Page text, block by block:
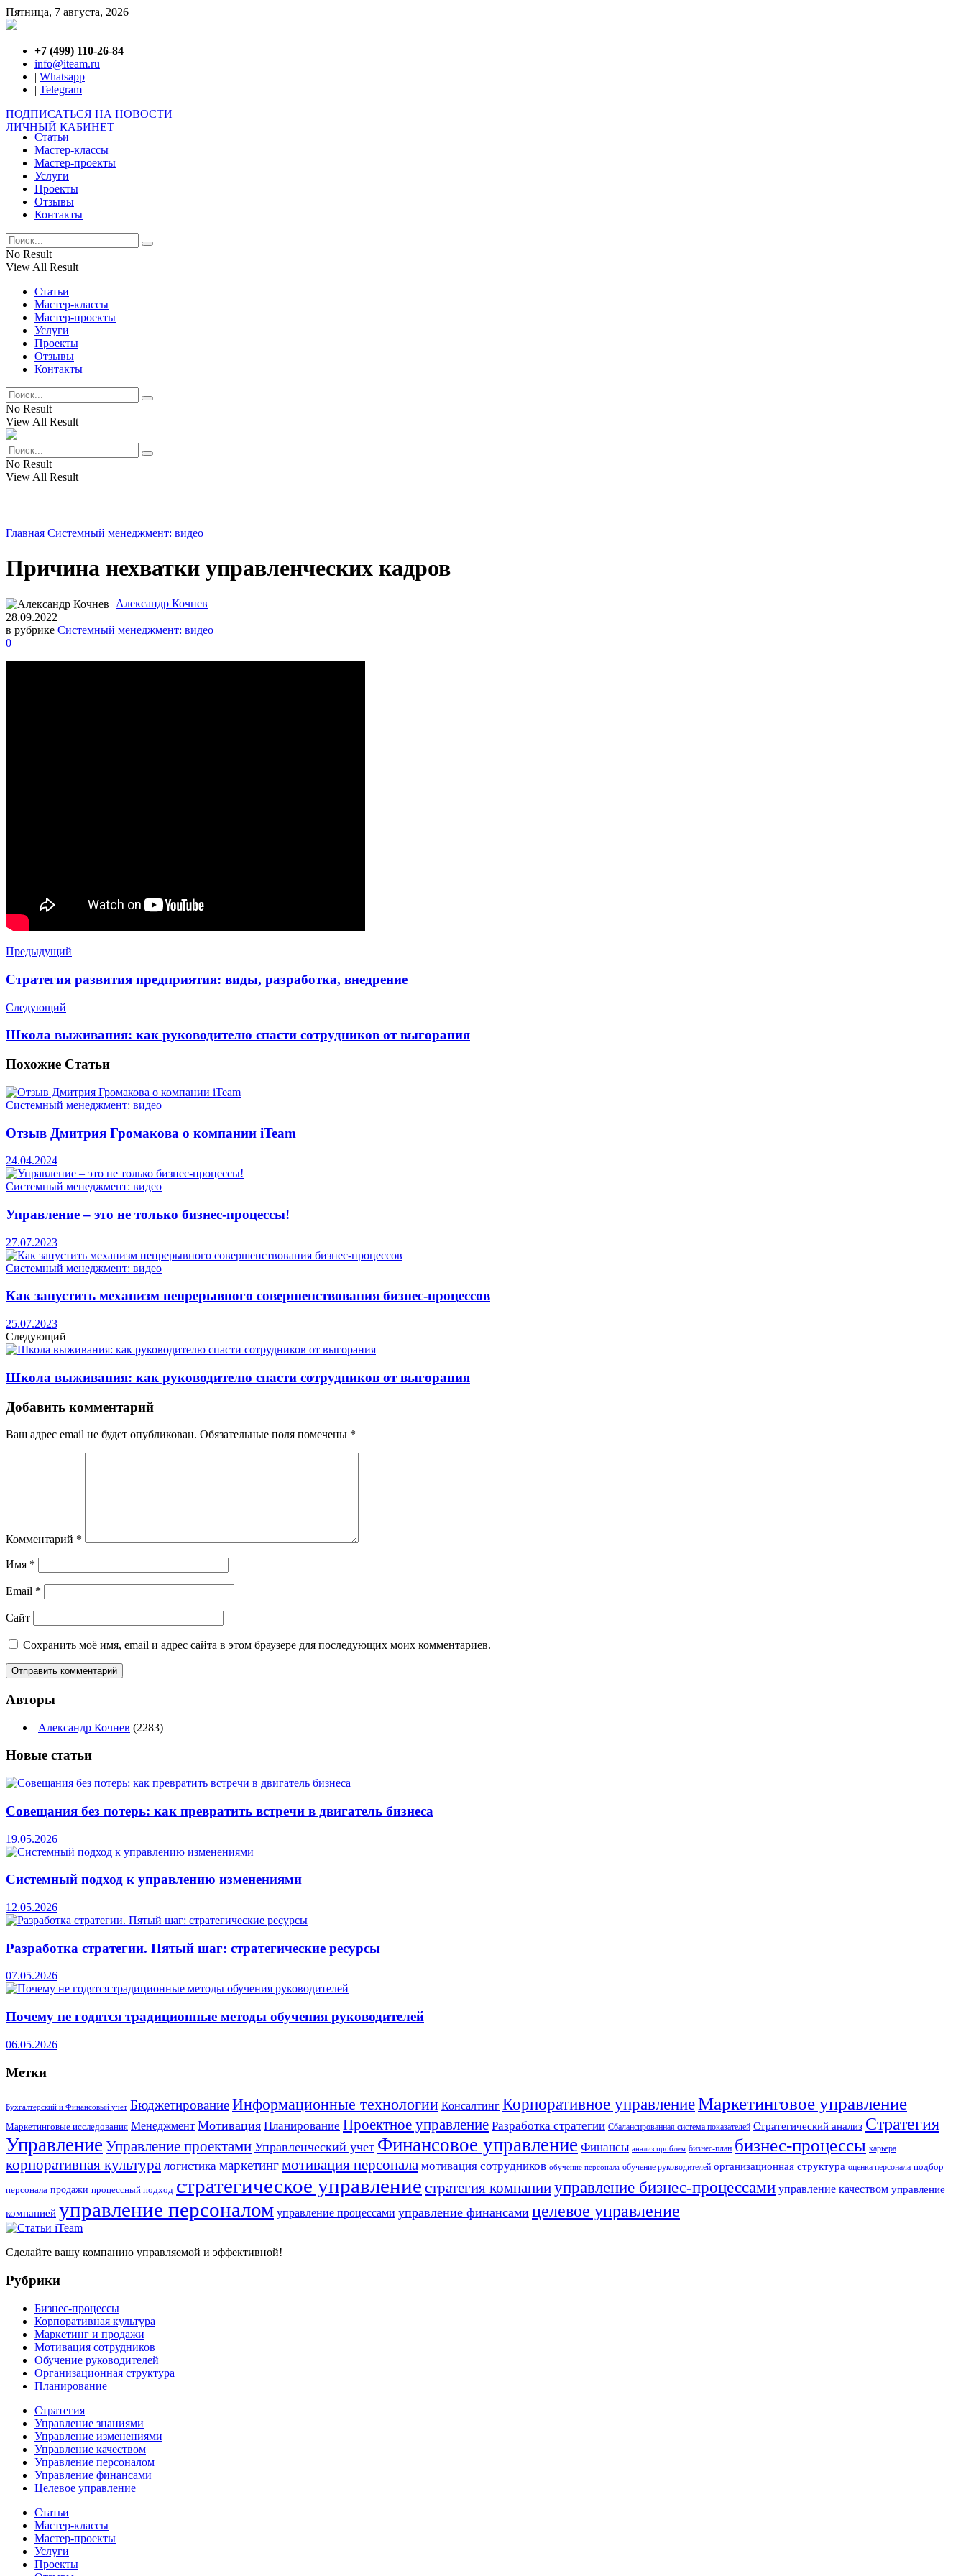
Пятница, 7 августа, 2026
+7 (499) 110-26-84
info@iteam.ru
| Whatsapp
| Telegram
ПОДПИСАТЬСЯ НА НОВОСТИ
ЛИЧНЫЙ КАБИНЕТ
Статьи
Мастер-классы
Мастер-проекты
Услуги
Проекты
Отзывы
Контакты
No Result
View All Result
Статьи
Мастер-классы
Мастер-проекты
Услуги
Проекты
Отзывы
Контакты
No Result
View All Result
No Result
View All Result
Главная Системный менеджмент: видео
Причина нехватки управленческих кадров
Александр Кочнев
28.09.2022
в рубрике Системный менеджмент: видео
0
Предыдущий
Стратегия развития предприятия: виды, разработка, внедрение
Следующий
Школа выживания: как руководителю спасти сотрудников от выгорания
Похожие Статьи
Системный менеджмент: видео
Отзыв Дмитрия Громакова о компании iTeam
24.04.2024
Системный менеджмент: видео
Управление – это не только бизнес-процессы!
27.07.2023
Системный менеджмент: видео
Как запустить механизм непрерывного совершенствования бизнес-процессов
25.07.2023
Следующий
Школа выживания: как руководителю спасти сотрудников от выгорания
Добавить комментарий
Ваш адрес email не будет опубликован. Обязательные поля помечены *
Комментарий *
Имя *
Email *
Сайт
Сохранить моё имя, email и адрес сайта в этом браузере для последующих моих комментариев.
Авторы
Александр Кочнев (2283)
Новые статьи
Совещания без потерь: как превратить встречи в двигатель бизнеса
19.05.2026
Системный подход к управлению изменениями
12.05.2026
Разработка стратегии. Пятый шаг: стратегические ресурсы
07.05.2026
Почему не годятся традиционные методы обучения руководителей
06.05.2026
Метки
Бухгалтерский и Финансовый учет БюджетированиеИнформационные технологии Консалтинг Корпоративное управлениеМаркетинговое управление
Маркетинговые исследования Менеджмент Мотивация Планирование Проектное управление Разработка стратегии Сбалансированная система показателей Стратегический анализ Стратегия
Управление Управление проектами Управленческий учет Финансовое управление Финансы анализ проблем бизнес-план бизнес-процессы карьера
корпоративная культура логистика маркетингмотивация персонала мотивация сотрудников обучение персонала обучение руководителей организационная структура оценка персонала подбор
персонала продажи процессный подход стратегическое управление стратегия компанииуправление бизнес-процессами управление качеством управление
компанией управление персоналом управление процессами управление финансами целевое управление
Сделайте вашу компанию управляемой и эффективной!
Рубрики
Бизнес-процессы
Корпоративная культура
Маркетинг и продажи
Мотивация сотрудников
Обучение руководителей
Организационная структура
Планирование
Стратегия
Управление знаниями
Управление изменениями
Управление качеством
Управление персоналом
Управление финансами
Целевое управление
Статьи
Мастер-классы
Мастер-проекты
Услуги
Проекты